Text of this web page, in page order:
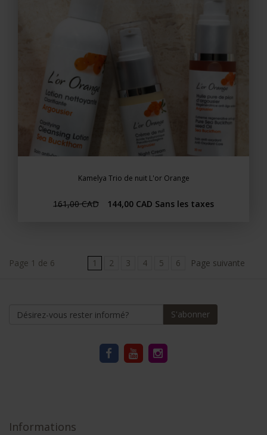
Kamelya Trio de nuit L'or Orange
161,00 CAD 144,00 CAD Sans les taxes
Page 1 de 6 1 2 3 4 5 6 Page suivante
S'abonner
Informations